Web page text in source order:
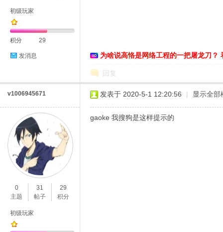
初级玩家
积分 29
发消息 为啥说高恪是网络工程的一把屠龙刀？
回复
v1006945671
0
主题
31
帖子
29
积分
初级玩家
发表于 2020-5-1 12:20:56 | 显示全部
gaoke 我搜狗是这样提示的